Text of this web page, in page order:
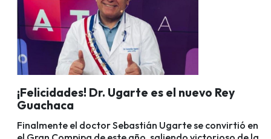
¡Felicidades! Dr. Ugarte es el nuevo Rey
Guachaca
Finalmente el doctor Sebastián Ugarte se convirtió en